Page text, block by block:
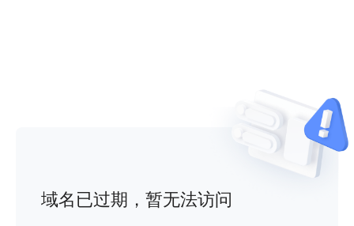
域名已过期，暂无法访问